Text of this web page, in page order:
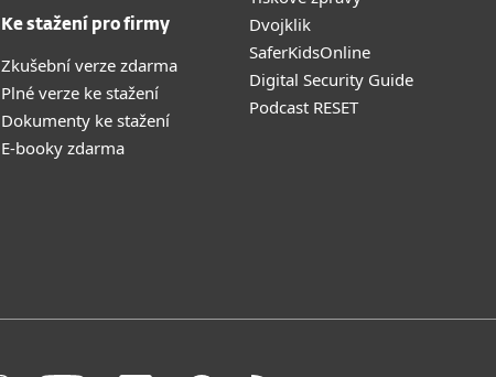
Ke stažení pro firmy
Zkušební verze zdarma
Plné verze ke stažení
Dokumenty ke stažení
E-booky zdarma
Dvojklik
SaferKidsOnline
Digital Security Guide
Podcast RESET